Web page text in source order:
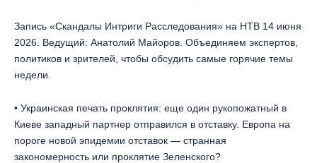
Запись «Скандалы Интриги Расследования» на НТВ 14 июня
2026. Ведущий: Анатолий Майоров. Объединяем экспертов,
политиков и зрителей, чтобы обсудить самые горячие темы
недели.
• Украинская печать проклятия: еще один рукопожатный в
Киеве западный партнер отправился в отставку. Европа на
пороге новой эпидемии отставок — странная
закономерность или проклятие Зеленского?